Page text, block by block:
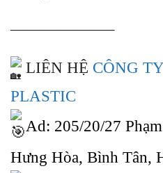
——————–
LIÊN HỆ CÔNG
PLASTIC
Ad: 205/20/27
Hưng Hòa, Bình Tân,